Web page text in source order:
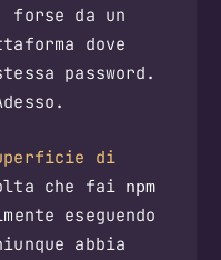
forse da un
dove
password.
di
che fai npm
eseguendo
abbia